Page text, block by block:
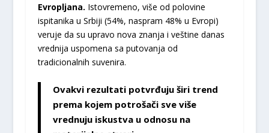
Evropljana. Istovremeno, više od polovine
ispitanika u Srbiji (54%, naspram 48% u Evropi)
veruje da su upravo nova znanja i veštine danas
vrednija uspomena sa putovanja od
tradicionalnih suvenira.
Ovakvi rezultati potvrđuju širi trend
prema kojem potrošači sve više
vrednuju iskustva u odnosu na